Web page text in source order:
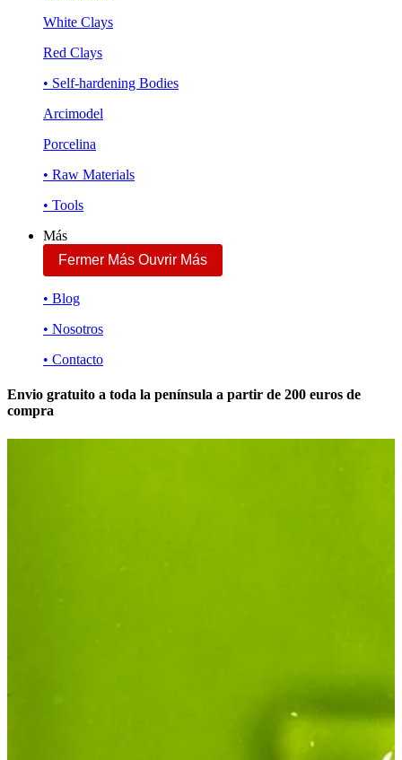
White Clays
Red Clays
• Self-hardening Bodies
Arcimodel
Porcelina
• Raw Materials
• Tools
Más
Fermer Más Ouvrir Más
• Blog
• Nosotros
• Contacto
Envio gratuito a toda la península a partir de 200 euros de
compra